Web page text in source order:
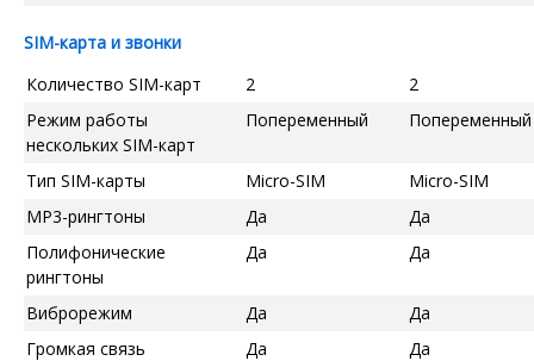
SIM-карта и звонки
Количество SIM-карт
2
2
Режим работы
нескольких SIM-карт
Попеременный Попеременный
Тип SIM-карты Micro-SIM
Micro-SIM
MP3-рингтоны
Да
Да
Полифонические
рингтоны
Да Да
Виброрежим Да
Да
Громкая связь
Да
Да